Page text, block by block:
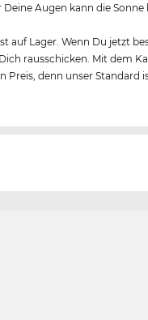
Deine Augen kann die Sonne
auf Lager. Wenn Du jetzt
rausschicken. Mit dem
Preis, denn unser Standard